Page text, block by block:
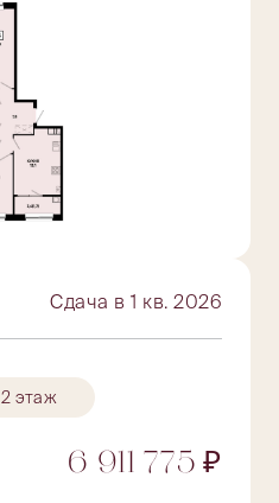
Сдача в 1 кв. 2026
2 этаж
6 911 775 ₽